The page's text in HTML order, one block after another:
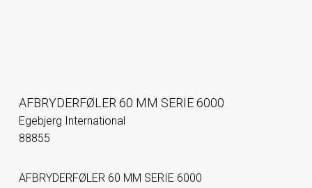
AFBRYDERFØLER 60 MM SERIE 6000
Egebjerg International
88855
AFBRYDERFØLER 60 MM SERIE 6000